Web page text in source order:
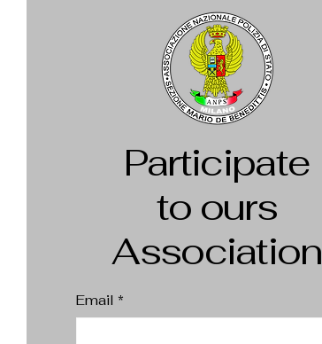
Participate
to ours
Association
Email *